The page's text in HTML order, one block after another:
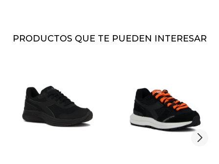
PRODUCTOS QUE TE PUEDEN INTERESAR